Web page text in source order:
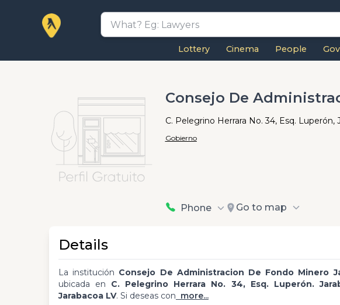
Lottery Cinema People
Consejo De
C. Pelegrino Herrara No. 34, Esq. Luperón,
Gobierno
Phone Go to map
Details
La institución Consejo De Administracion De Fondo Minero
ubicada en C. Pelegrino Herrara No. 34, Esq. Luperón.
Jarabacoa LV. Si deseas con more...